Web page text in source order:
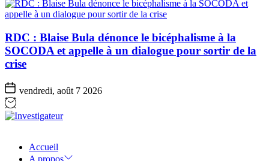
RDC : Blaise Bula dénonce le bicéphalisme à la
SOCODA et appelle à un dialogue pour sortir de la
crise
vendredi, août 7 2026
Accueil
A propos